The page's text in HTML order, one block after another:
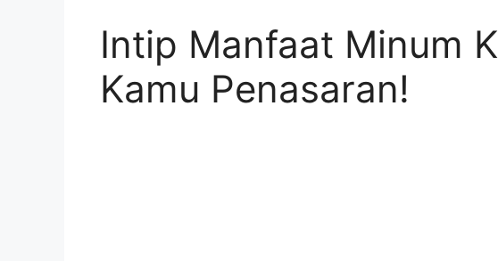
Intip Manfaat Minum
Kamu Penasaran!